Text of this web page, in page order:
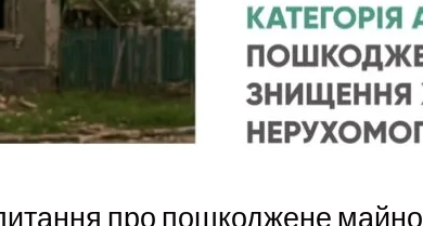
про пошкоджене майно